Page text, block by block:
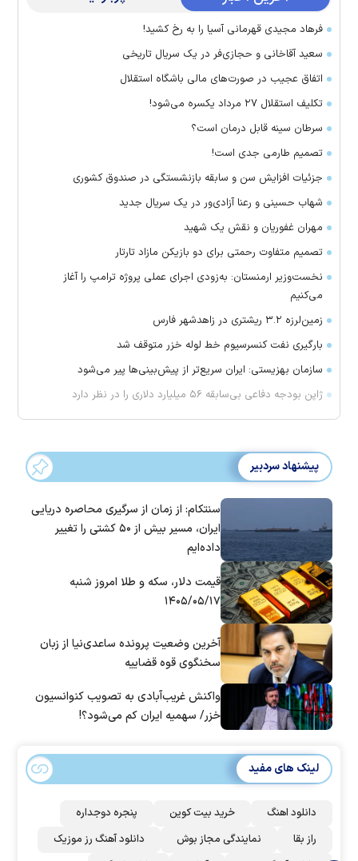
فرهاد مجیدی قهرمانی آسیا را به رخ کشید!
سعید آقاخانی و حجازی‌فر در یک سریال تاریخی
اتفاق عجیب در صورت‌های مالی باشگاه استقلال
تکلیف استقلال ۲۷ مرداد یکسره می‌شود!
سرطان سینه قابل درمان است؟
تصمیم طارمی جدی است!
جزئیات افزایش سن و سابقه بازنشستگی در صندوق کشوری
شهاب حسینی و رعنا آزادی‌ور در یک سریال جدید
مهران غفوریان و نقش یک شهید
تصمیم متفاوت رحمتی برای دو بازیکن مازاد تارتار
نخست‌وزیر ارمنستان: به‌زودی اجرای عملی پروژه ترامپ را آغاز
می‌کنیم
زمین‌لرزه ۳.۲ ریشتری در زاهدشهر فارس
بارگیری نفت کنسرسیوم خط لوله خزر متوقف شد
سازمان بهزیستی: ایران سریع‌تر از پیش‌بینی‌ها پیر می‌شود
ژاپن بودجه دفاعی بی‌سابقه ۵۶ میلیارد دلاری را در نظر دارد
پیشنهاد سردبیر
سنتکام: از زمان از سرگیری محاصره دریایی
ایران، مسیر بیش از ۵۰ کشتی را تغییر
داده‌ایم
قیمت دلار، سکه و طلا امروز شنبه
۱۴۰۵/۰۵/۱۷
آخرین وضعیت پرونده ساعدی‌نیا از زبان
سخنگوی قوه قضاییه
واکنش غریب‌آبادی به تصویب کنوانسیون
خزر/ سهمیه ایران کم می‌شود؟!
لینک های مفید
دانلود اهنگ خرید بیت کوین
پنجره دوجداره
راز بقا
نمایندگی مجاز بوش
دانلود آهنگ رز‌ موزیک